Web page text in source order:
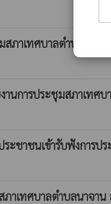
มสภาเทศบาลตำบลน
งานการประชุมสภาเ
ระชาชนเข้ารับฟังกา
ภาเทศบาลตำบลนาจ